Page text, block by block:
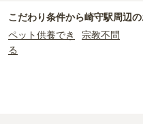
主な条件として、遺骨がすで
上住んでいるなどが挙げられ
条件を満たさない場合は、申
永代供養をお考えの場合は、
こだわり条件から崎守駅周辺
ペット供養でき
る
宗教不問